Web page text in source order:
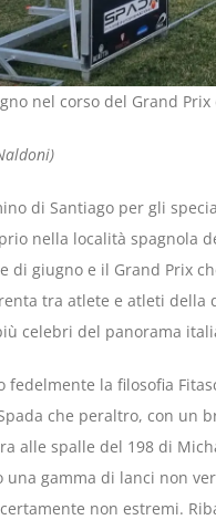
nel corso del Grand Prix
di Santiago per gli
nella località spagnola
di giugno e il Grand Prix
tra atlete e atleti della
celebri del panorama
fedelmente la filosofia
che peraltro, con un
alle spalle del 198 di
gamma di lanci non
non estremi.